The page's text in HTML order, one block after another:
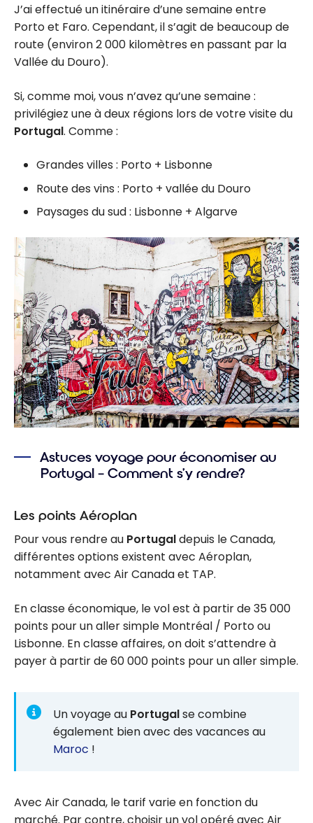
J’ai effectué un itinéraire d’une semaine entre
Porto et Faro. Cependant, il s’agit de beaucoup de
route (environ 2 000 kilomètres en passant par la
Vallée du Douro).
Si, comme moi, vous n’avez qu’une semaine :
privilégiez une à deux régions lors de votre visite du
Portugal. Comme :
Grandes villes : Porto + Lisbonne
Route des vins : Porto + vallée du Douro
Paysages du sud : Lisbonne + Algarve
Astuces voyage pour économiser au
Portugal – Comment s’y rendre?
Les points Aéroplan
Pour vous rendre au Portugaldepuis le Canada,
différentes options existent avec Aéroplan,
notamment avec Air Canada et TAP.
En classe économique, le vol est à partir de 35 000
points pour un aller simple Montréal / Porto ou
Lisbonne. En classe affaires, on doit s’attendre à
payer à partir de 60 000 points pour un aller simple.
Un voyage au Portugalse combine
également bien avec des vacances au
Maroc !
Avec Air Canada, le tarif varie en fonction du